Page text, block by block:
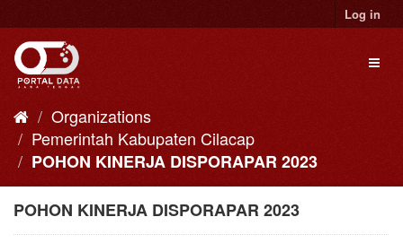
to
content
Log in
Organizations
Pemerintah Kabupaten Cilacap
POHON KINERJA DISPORAPAR 2023
POHON KINERJA DISPORAPAR 2023